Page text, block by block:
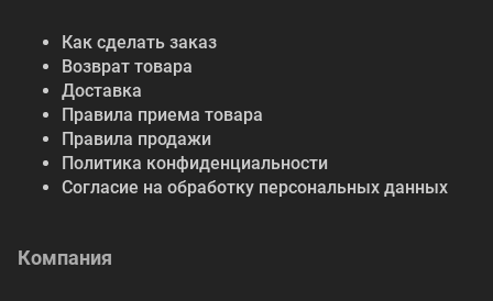
Как сделать заказ
Возврат товара
Доставка
Правила приема товара
Правила продажи
Политика конфиденциальности
Согласие на обработку персональных данных
Компания